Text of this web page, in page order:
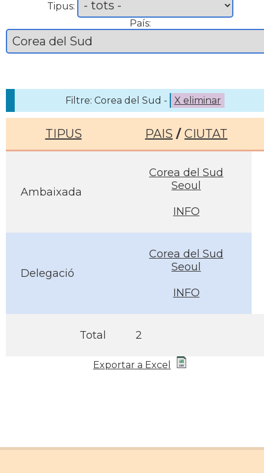
Tipus:
País:
Filtre: Corea del Sud - X eliminar
TIPUS PAIS / CIUTAT
Ambaixada
Corea del Sud
Seoul
INFO
Delegació
Corea del Sud
Seoul
INFO
Total 2
Exportar a Excel